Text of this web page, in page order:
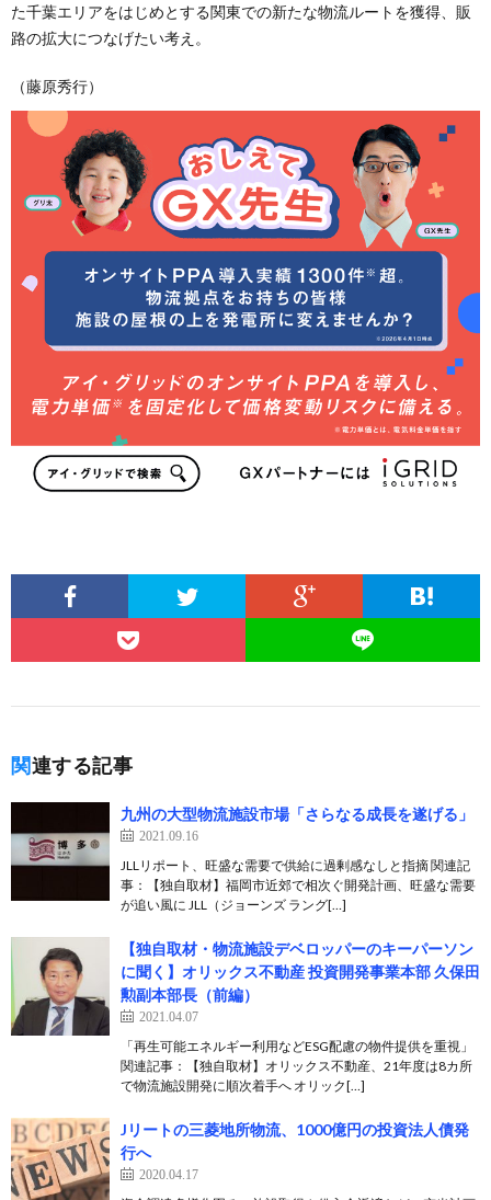
た千葉エリアをはじめとする関東での新たな物流ルートを獲得、販
路の拡大につなげたい考え。
（藤原秀行）
関連する記事
九州の大型物流施設市場「さらなる成長を遂げる」
2021.09.16
JLLリポート、旺盛な需要で供給に過剰感なしと指摘 関連記
事：【独自取材】福岡市近郊で相次ぐ開発計画、旺盛な需要
が追い風に JLL（ジョーンズ ラング[…]
【独自取材・物流施設デベロッパーのキーパーソン
に聞く】オリックス不動産 投資開発事業本部 久保田
勲副本部長（前編）
2021.04.07
「再生可能エネルギー利用などESG配慮の物件提供を重視」
関連記事：【独自取材】オリックス不動産、21年度は8カ所
で物流施設開発に順次着手へ オリック[…]
Jリートの三菱地所物流、1000億円の投資法人債発
行へ
2020.04.17